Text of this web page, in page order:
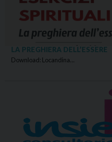
LA PREGHIERA DELL’ESSERE
Download: Locandina…